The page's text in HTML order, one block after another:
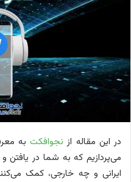
در این مقاله از نجوافکت به
می‌پردازیم که به شما در یافتن
ایرانی و چه خارجی، کمک